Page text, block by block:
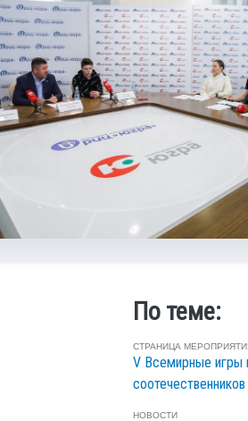
По теме:
СТРАНИЦА
V Всемирные игры
соотечественников
НОВОСТИ